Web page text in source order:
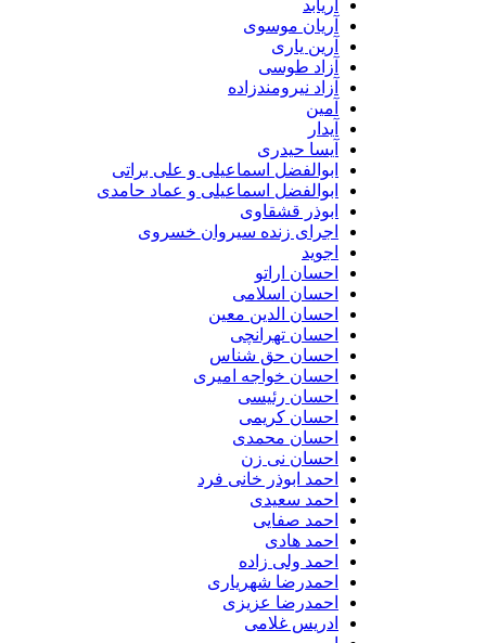
آریان موسوی
آرین یاری
آزاد طوسی
آزاد نیرومندزاده
آیسا حیدری
ابوالفضل اسماعیلی و علی براتی
ابوالفضل اسماعیلی و عماد حامدی
ابوذر قشقاوی
اجرای زنده سیروان خسروی
احسان اراتو
احسان اسلامی
احسان الدین معین
احسان تهرانچی
احسان حق شناس
احسان خواجه امیری
احسان رئیسی
احسان کریمی
احسان محمدی
احسان نی زن
احمد ابوذر خانی فرد
احمد سعیدی
احمد صفایی
احمد هادی
احمد ولی زاده
احمدرضا شهریاری
احمدرضا عزیزی
ادریس غلامی